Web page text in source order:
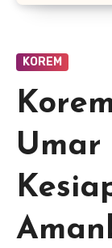
KOREM
Umar